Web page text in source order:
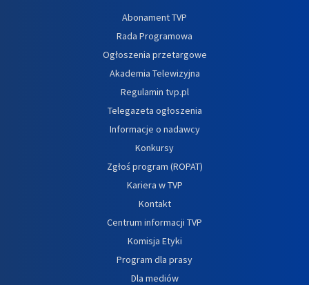
Abonament TVP
Rada Programowa
Ogłoszenia przetargowe
Akademia Telewizyjna
Regulamin tvp.pl
Telegazeta ogłoszenia
Informacje o nadawcy
Konkursy
Zgłoś program (ROPAT)
Kariera w TVP
Kontakt
Centrum informacji TVP
Komisja Etyki
Program dla prasy
Dla mediów